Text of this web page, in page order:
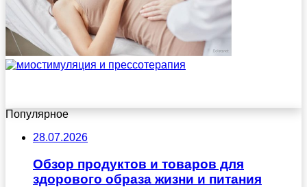
Популярное
28.07.2026
Обзор продуктов и товаров для
здорового образа жизни и питания